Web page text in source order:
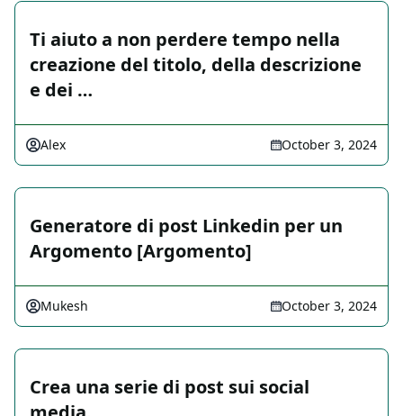
Ti aiuto a non perdere tempo nella
creazione del titolo, della descrizione
e dei …
Alex October 3, 2024
Generatore di post Linkedin per un
Argomento [Argomento]
Mukesh October 3, 2024
Crea una serie di post sui social